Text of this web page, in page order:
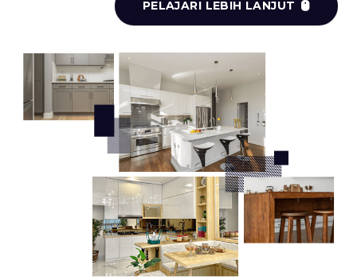
PELAJARI LEBIH LANJUT